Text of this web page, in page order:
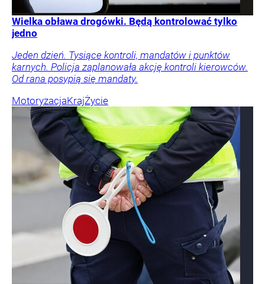
Wielka obława drogówki. Będą kontrolować tylko
jedno
Jeden dzień. Tysiące kontroli, mandatów i punktów
karnych. Policja zaplanowała akcję kontroli kierowców.
Od rana posypią się mandaty.
MotoryzacjaKrajŻycie